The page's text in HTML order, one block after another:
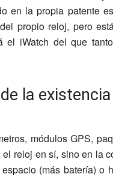
en la propia patente
propio reloj, pero
iWatch del que
la
módulos GPS,
reloj en sí, sino en la
(más batería) o